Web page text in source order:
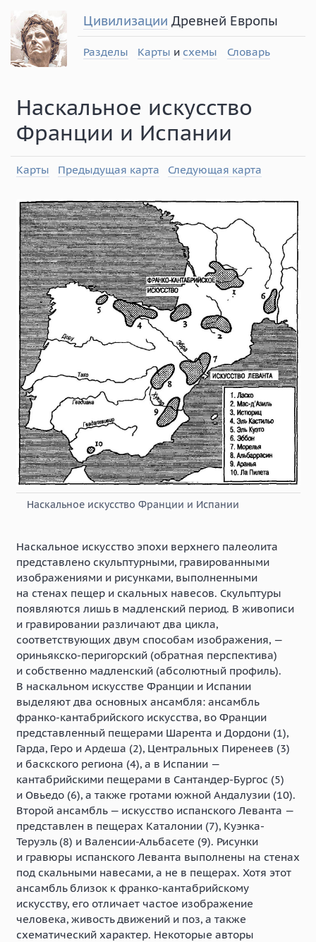
Цивилизации Древней Европы
Разделы Карты и схемы Словарь
Наскальное искусство
Франции и Испании
Карты Предыдущая карта Следующая карта
Наскальное искусство Франции и Испании
Наскальное искусство эпохи верхнего палеолита
представлено скульптурными, гравированными
изображениями и рисунками, выполненными
на стенах пещер и скальных навесов. Скульптуры
появляются лишь в мадленский период. В живописи
и гравировании различают два цикла,
соответствующих двум способам изображения, —
ориньякско-перигорский (обратная перспектива)
и собственно мадленский (абсолютный профиль).
В наскальном искусстве Франции и Испании
выделяют два основных ансамбля: ансамбль
франко-кантабрийского искусства, во Франции
представленный пещерами Шарента и Дордони (1),
Гарда, Геро и Ардеша (2), Центральных Пиренеев (3)
и баскского региона (4), а в Испании —
кантабрийскими пещерами в Сантандер-Бургос (5)
и Овьедо (6), а также гротами южной Андалузии (10).
Второй ансамбль — искусство испанского Леванта —
представлен в пещерах Каталонии (7), Куэнка-
Теруэль (8) и Валенсии-Альбасете (9). Рисунки
и гравюры испанского Леванта выполнены на стенах
под скальными навесами, а не в пещерах. Хотя этот
ансамбль близок к франко-кантабрийскому
искусству, его отличает частое изображение
человека, живость движений и поз, а также
схематический характер. Некоторые авторы